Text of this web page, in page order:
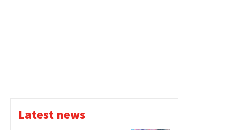
Latest news